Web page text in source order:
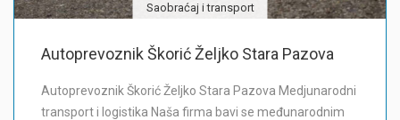
Saobraćaj i transport
Autoprevoznik Škorić Željko Stara Pazova
Autoprevoznik Škorić Željko Stara Pazova Medjunarodni
transport i logistika Naša firma bavi se međunarodnim